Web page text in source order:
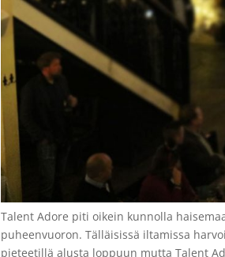
Talent Adore piti oikein kunnolla
puheenvuoron. Tälläisissä iltamissa
pieteetillä alusta loppuun mutta Talent